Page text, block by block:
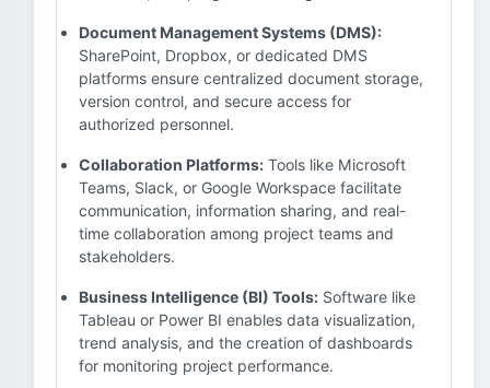
Document Management Systems (DMS):
SharePoint, Dropbox, or dedicated DMS
platforms ensure centralized document storage,
version control, and secure access for
authorized personnel.
Collaboration Platforms: Tools like Microsoft
Teams, Slack, or Google Workspace facilitate
communication, information sharing, and real-
time collaboration among project teams and
stakeholders.
Business Intelligence (BI) Tools: Software like
Tableau or Power BI enables data visualization,
trend analysis, and the creation of dashboards
for monitoring project performance.